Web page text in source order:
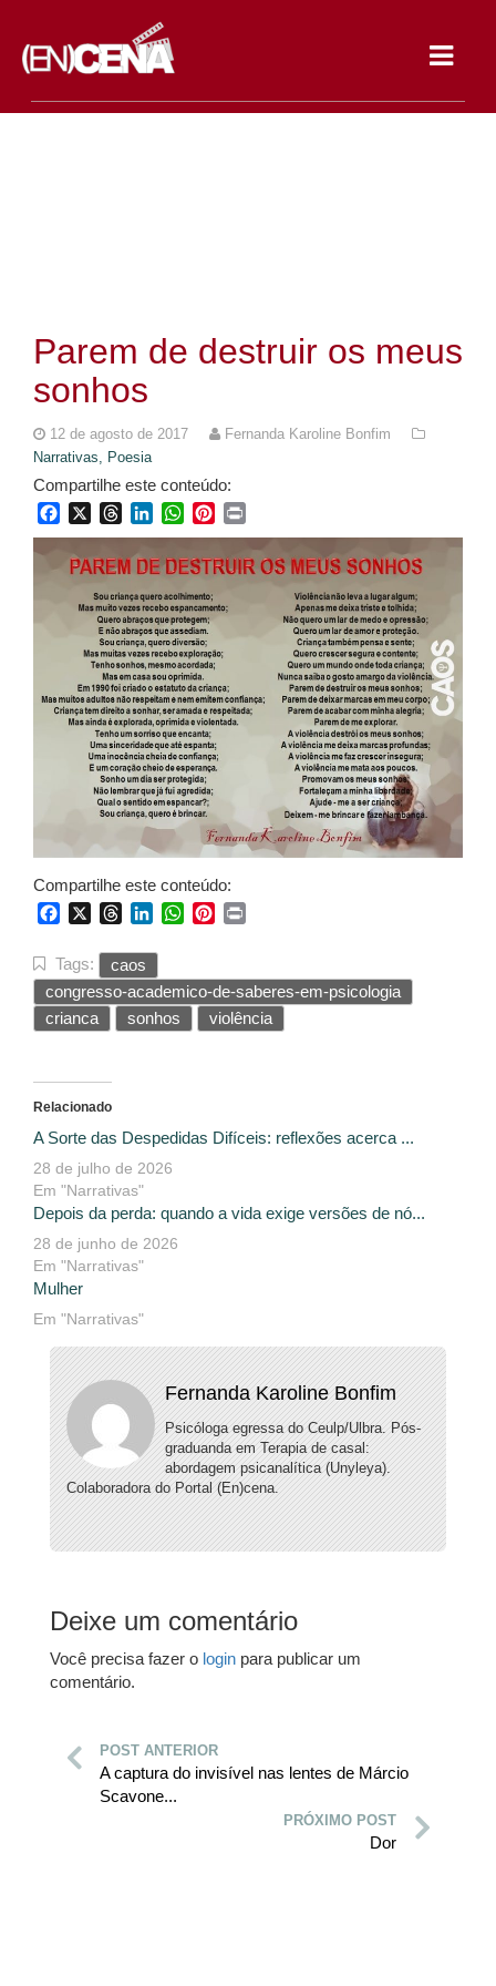
Parem de destruir os meus
sonhos
12 de agosto de 2017
Fernanda Karoline Bonfim
Narrativas,
Poesia
Compartilhe este conteúdo:
FacebookThreadsLinkedInWhatsApp
Pinterest
Compartilhe este conteúdo:
FacebookThreadsLinkedInWhatsApp
Pinterest
Tags:
caos
congresso-academico-de-saberes-em-psicologia
crianca
sonhos violência
Relacionado
A Sorte das Despedidas Difíceis: reflexões acerca ...
28 de julho de 2026
Em "Narrativas"
Depois da perda: quando a vida exige versões de nó...
28 de junho de 2026
Em "Narrativas"
Mulher
Em "Narrativas"
Fernanda Karoline Bonfim
Psicóloga egressa do Ceulp/Ulbra. Pós-
graduanda em Terapia de casal:
abordagem psicanalítica (Unyleya).
Colaboradora do Portal (En)cena.
Deixe um comentário
Você precisa fazer o login para publicar um
comentário.
POST ANTERIOR
A captura do invisível nas lentes de Márcio
Scavone...
PRÓXIMO POST
Dor